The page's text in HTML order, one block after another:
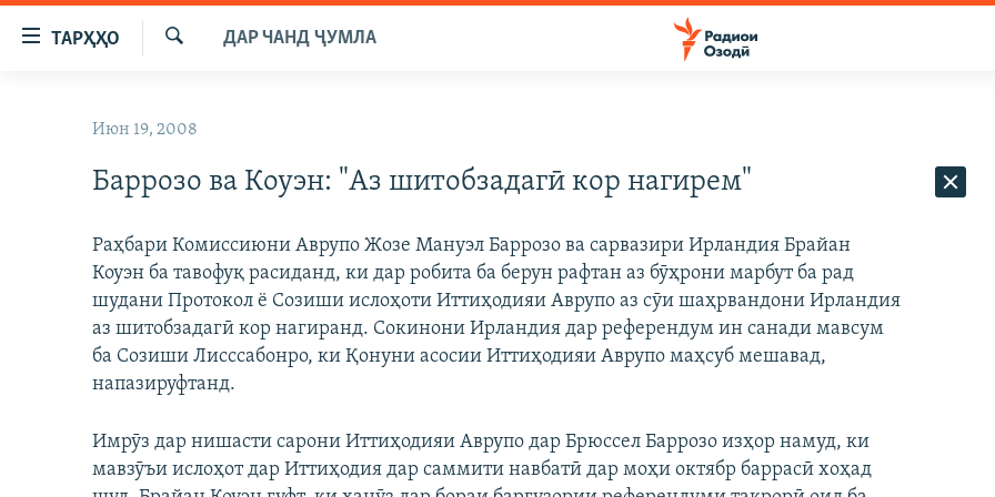
Пайвандҳои
дастрасӣ
ТАРҲҲО
ИҚТИСОД
ҚАЗИЯИ "КРОКУС"
ОСИЁИ МАРКАЗӢ
МЕҲМОНИ ОЗОДӢ
ГАПИ ОЗОД
РӮЗГОРИ МУҲОҶИР
ТАҲҚИҚОТ
ҶАНГ ДАР УКРАИНА
НАЗАРИ МАРДУМ
БЛОГИСТОН
ЧАНДРАСОНАӢ
КИТОБҲОИ ОЗОДӢ
ДАР ЧАНД ҶУМЛА
Июн 19, 2008
Баррозо ва Коуэн: "Аз шитобзадагӣ кор нагирем"
Раҳбари Комиссиюни Аврупо Жозе Мануэл Баррозо ва сарвазири Ирландия Брайан
Коуэн ба тавофуқ расиданд, ки дар робита ба берун рафтан аз бӯҳрони марбут ба рад
шудани Протокол ё Созиши ислоҳоти Иттиҳодияи Аврупо аз сӯи шаҳрвандони Ирландия
аз шитобзадагӣ кор нагиранд. Сокинони Ирландия дар референдум ин санади мавсум
ба Созиши Лисссабонро, ки Қонуни асосии Иттиҳодияи Аврупо маҳсуб мешавад,
напазируфтанд.
Имрӯз дар нишасти сарони Иттиҳодияи Аврупо дар Брюссел Баррозо изҳор намуд, ки
мавзӯъи ислоҳот дар Иттиҳодия дар саммити навбатӣ дар моҳи октябр баррасӣ хоҳад